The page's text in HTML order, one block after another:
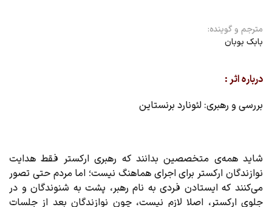
مترجم و گوینده:
بابک بوبان
درباره اثر :
بررسی و رهبری: لئونارد برنستاین
شاید همه‌ی متخصصین بدانند که رهبری ارکستر فقط هدایت
نوازندگان ارکستر برای اجرای هماهنگ نیست؛ اما مردم حتی تصور
می‌کنند که ایستادن فردی به نام رهبر، پشت به شنوندگان و در
جلوی ارکستر، اصلا لازم نیست، چون نوازندگان بعد از جلسات